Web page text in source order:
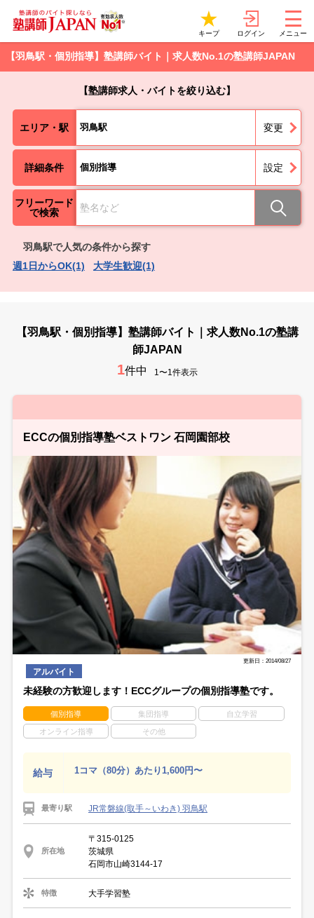
キープ ログイン メニュー
【羽鳥駅・個別指導】塾講師バイト｜求人数No.1の塾講師JAPAN
【塾講師求人・バイトを絞り込む】
エリア・駅 羽鳥駅 変更
詳細条件 個別指導 設定
フリーワード
で検索
羽鳥駅で人気の条件から探す
週1日からOK(1)
大学生歓迎(1)
【羽鳥駅・個別指導】塾講師バイト｜求人数No.1の塾講
師JAPAN
1件中 1〜1件表示
ECCの個別指導塾ベストワン 石岡園部校
更新日：2014/08/27
アルバイト
未経験の方歓迎します！ECCグループの個別指導塾です。
個別指導 集団指導 自立学習
オンライン指導 その他
給与 1コマ（80分）あたり1,600円〜
最寄り駅 JR常磐線(取手～いわき) 羽鳥駅
所在地
〒315-0125
茨城県
石岡市山崎3144-17
特徴 大手学習塾